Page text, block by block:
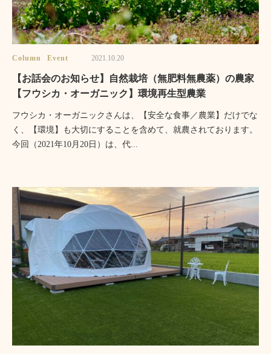
Column Event 2021.10.20
【お話会のお知らせ】自然栽培（無肥料無農薬）の農家
【フウシカ・オーガニック】環境再生型農業
フウシカ・オーガニックさんは、【安全な食事／農業】だけでな
く、【環境】も大切にすることを含めて、就農されております。
今回（2021年10月20日）は、代...